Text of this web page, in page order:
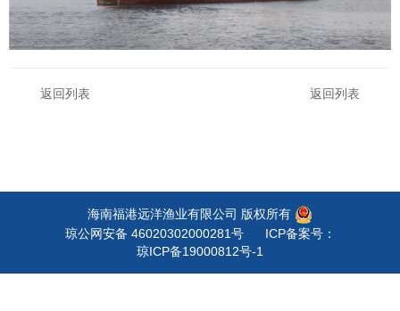
返回列表 返回列表
海南福港远洋渔业有限公司 版权所有
琼公网安备 46020302000281号
ICP备案号：
琼ICP备19000812号-1